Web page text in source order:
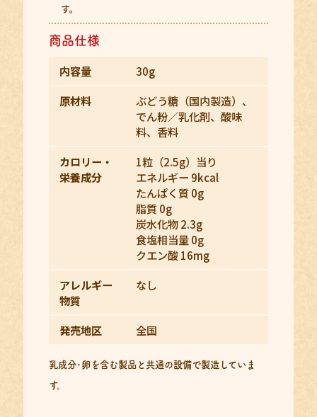
す。
商品仕様
内容量
30g
原材料
ぶどう糖（国内製造）、
でん粉／乳化剤、酸味
料、香料
カロリー・
栄養成分
1粒（2.5g）当り
エネルギー 9kcal
たんぱく質 0g
脂質 0g
炭水化物 2.3g
食塩相当量 0g
クエン酸 16mg
アレルギー
物質
なし
発売地区 全国
乳成分･卵を含む製品と共通の設備で製造していま
す。